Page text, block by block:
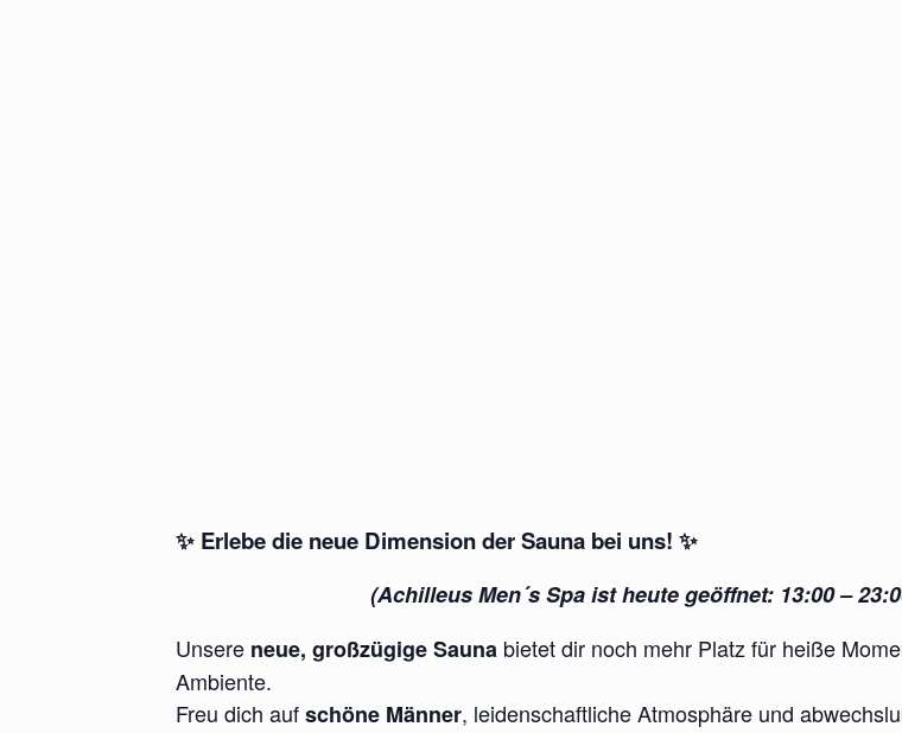
✨ Erlebe die neue Dimension der Sauna bei uns! ✨
(Achilleus Men´s Spa ist heute geöffnet: 13:00 –
Unsere neue, großzügige Sauna bietet dir noch mehr Platz für heiße
Ambiente.
Freu dich aufschöne Männer, leidenschaftliche Atmosphäre und